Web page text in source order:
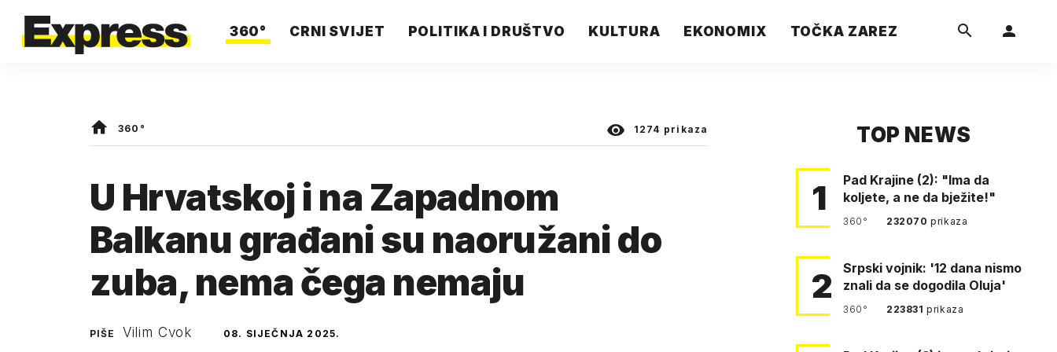
360° CRNI SVIJET POLITIKA I DRUŠTVO KULTURA EKONOMIX TOČKA ZAREZ
360° 1274 prikaza
U Hrvatskoj i na Zapadnom
Balkanu građani su naoružani do
zuba, nema čega nemaju
PIŠE Vilim Cvok 08. SIJEČNJA 2025.
TOP NEWS
1
Pad Krajine (2): "Ima da
koljete, a ne da bježite!"
360° 232070prikaza
2
Srpski vojnik: '12 dana nismo
znali da se dogodila Oluja'
360° 223831prikaza